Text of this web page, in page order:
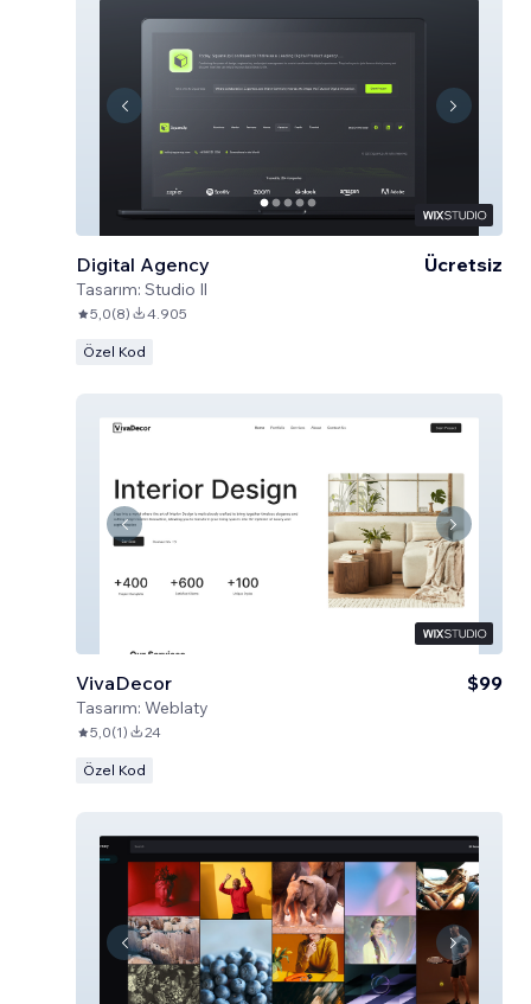
Digital Agency
Tasarım: Studio Il
Ücretsiz
5,0(8) 4.905
Özel Kod
VivaDecor
Tasarım: Weblaty
$99
5,0(1) 24
Özel Kod